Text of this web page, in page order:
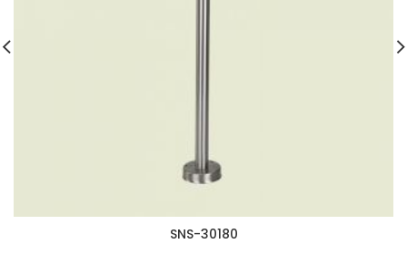
SNS-30180